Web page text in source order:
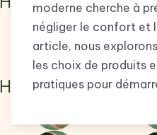
moderne cherche à
négliger le confort et
article, nous
les choix de produits
pratiques pour